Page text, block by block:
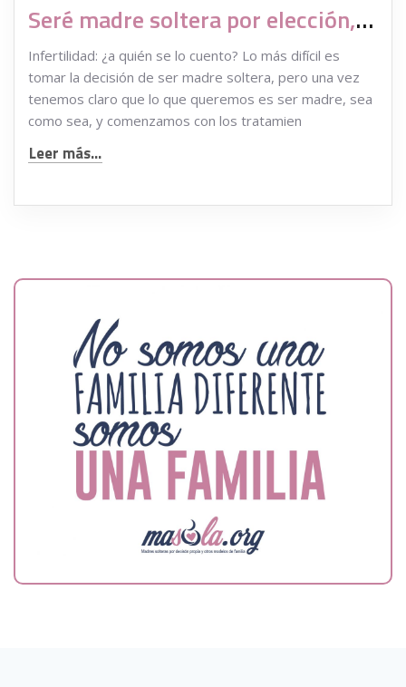
Seré madre soltera por elección, ¿a quién se lo cuento?
Infertilidad: ¿a quién se lo cuento? Lo más difícil es
tomar la decisión de ser madre soltera, pero una vez
tenemos claro que lo que queremos es ser madre, sea
como sea, y comenzamos con los tratamien
Leer más...